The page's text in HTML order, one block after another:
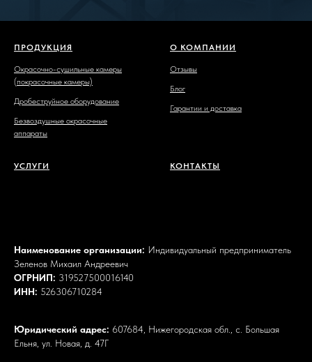
ПРОДУКЦИЯ
Окрасочно-сушильные камеры
(покрасочные камеры)
Дробеструйное оборудование
Безвоздушные окрасочные
аппараты
О КОМПАНИИ
Отзывы
Блог
Гарантии и доставка
УСЛУГИ КОНТАКТЫ
Наименование организации: Индивидуальный предприниматель
Зеленов Михаил Андреевич
ОГРНИП: 319527500016140
ИНН: 526306710284
Юридический адрес: 607684, Нижегородская обл., с. Большая
Ельня, ул. Новая, д. 47Г